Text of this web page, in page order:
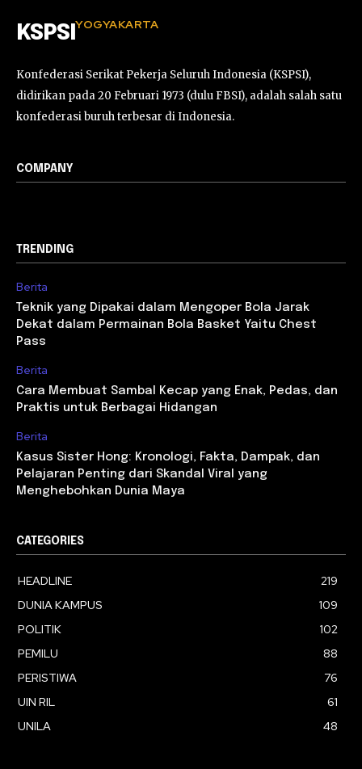
KSPSI YOGYAKARTA
Konfederasi Serikat Pekerja Seluruh Indonesia (KSPSI),
didirikan pada 20 Februari 1973 (dulu FBSI), adalah salah satu
konfederasi buruh terbesar di Indonesia.
COMPANY
TRENDING
Berita
Teknik yang Dipakai dalam Mengoper Bola Jarak
Dekat dalam Permainan Bola Basket Yaitu Chest
Pass
Berita
Cara Membuat Sambal Kecap yang Enak, Pedas, dan
Praktis untuk Berbagai Hidangan
Berita
Kasus Sister Hong: Kronologi, Fakta, Dampak, dan
Pelajaran Penting dari Skandal Viral yang
Menghebohkan Dunia Maya
CATEGORIES
HEADLINE
219
DUNIA KAMPUS
109
POLITIK
102
PEMILU
88
PERISTIWA
76
UIN RIL
61
UNILA
48